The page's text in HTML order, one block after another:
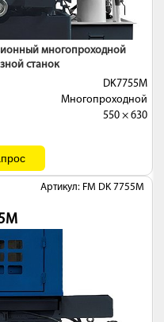
многопроходной
станок
DK7755М
Многопроходной
550 × 630
Артикул: FM DK 7755M